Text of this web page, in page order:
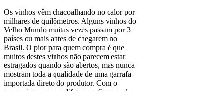
Os vinhos vêm chacoalhando no calor por
milhares de quilômetros. Alguns vinhos do
Velho Mundo muitas vezes passam por 3
países ou mais antes de chegarem no
Brasil. O pior para quem compra é que
muitos destes vinhos não parecem estar
estragados quando são abertos, mas nunca
mostram toda a qualidade de uma garrafa
importada direto do produtor. Com o